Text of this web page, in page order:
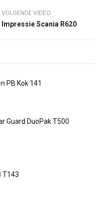
VOLGENDE VIDEO
Impressie Scania R620
PB Kok 141
Guard DuoPak T500
T143